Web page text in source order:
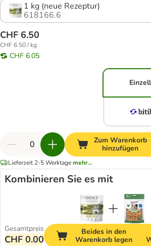
1 kg (neue Rezeptur)
618166.6
CHF 6.50
CHF 6.50 / kg
CHF 6.05
Zum Warenkorb
hinzufügen
Lieferzeit 2-5 Werktagemehr...
Kombinieren Sie es mit
Gesamtpreis
CHF 0.00
Beides in den
Warenkorb legen